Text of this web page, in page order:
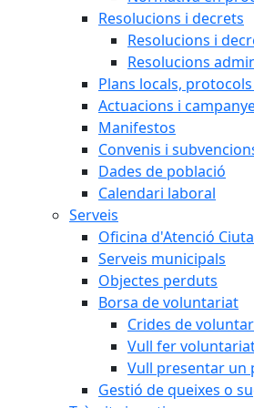
Resolucions i decrets
Resolucions i
Resolucions
Plans locals,
Actuacions i
Manifestos
Convenis i
Dades de població
Calendari laboral
Serveis
Oficina d'Atenció
Serveis municipals
Objectes perduts
Borsa de voluntariat
Crides de
Vull fer
Vull presentar un
Gestió de queixes o